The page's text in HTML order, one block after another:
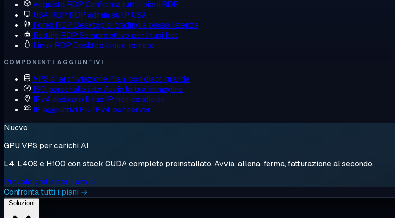
Acquista RDP Confronta tutti i piani RDP
USA RDP RDP admin su IP USA
Forex RDP Desktop di trading a bassa latenza
Botting RDP Sempre attivo per i tuoi bot
Linux RDP Desktop Linux, remoto
COMPONENTI AGGIUNTIVI
VPS di archiviazione Piani con disco grande
ISO personalizzato Avvia la tua immagine
IPv4 dedicato Il tuo IP, non condiviso
IP aggiuntivi Più IPv4 per server
Nuovo
GPU VPS per carichi AI
L4, L40S e H100 con stack CUDA completo preinstallato. Avvia, allena, ferma, fatturazione al secondo.
Provala gratis per 1 ora →
Confronta tutti i piani →